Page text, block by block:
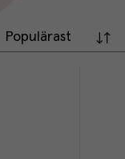
Populärast